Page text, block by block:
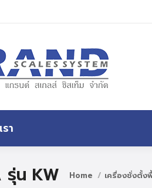
า
รุ่น KW Home เครื่องชั่งตั้ง